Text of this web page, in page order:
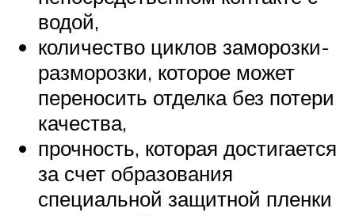
водой,
количество циклов заморозки-
разморозки, которое может
переносить отделка без потери
качества,
прочность, которая достигается
за счет образования
специальной защитной пленки